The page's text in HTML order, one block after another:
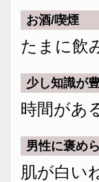
お酒/喫煙
たまに飲
少し知識が
時間があ
男性に褒め
肌が白い